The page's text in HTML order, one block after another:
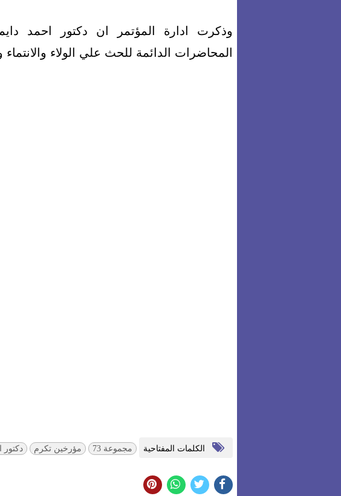
وذكرت ادارة المؤتمر ان دكتور احمد
المحاضرات الدائمة للحث علي الولاء والانتماء
الكلمات المفتاحية مجموعة 73 مؤرخين تكرم دكتور